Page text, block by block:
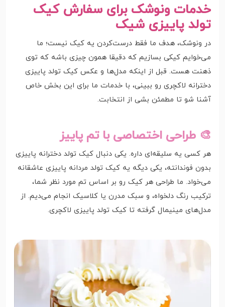
خدمات ونوشک برای سفارش کیک
تولد پاییزی شیک
در ونوشک، هدف ما فقط درست‌کردن یه کیک نیست؛ ما
می‌خوایم کیکی بسازیم که دقیقا همون چیزی باشه که توی
ذهنت هست. قبل از اینکه مدل‌ها و عکس‌ کیک تولد پاییزی
دخترانه لاکچری رو ببینی، با خدمات ما برای این بخش خاص
آشنا شو تا مطمئن بشی از انتخابت.
🎨 طراحی اختصاصی با تم پاییز
هر کسی یه سلیقه‌ای داره. یکی دنبال کیک تولد دخترانه پاییزی
بدون فوندانته، یکی دیگه یه کیک تولد مردانه پاییزی عاشقانه
می‌خواد. ما طراحی هر کیک رو بر اساس تم مورد نظر شما،
ترکیب رنگ دلخواه، و سبک مدرن یا کلاسیک انجام می‌دیم. از
مدل‌های مینیمال گرفته تا کیک تولد پاییزی لاکچری.